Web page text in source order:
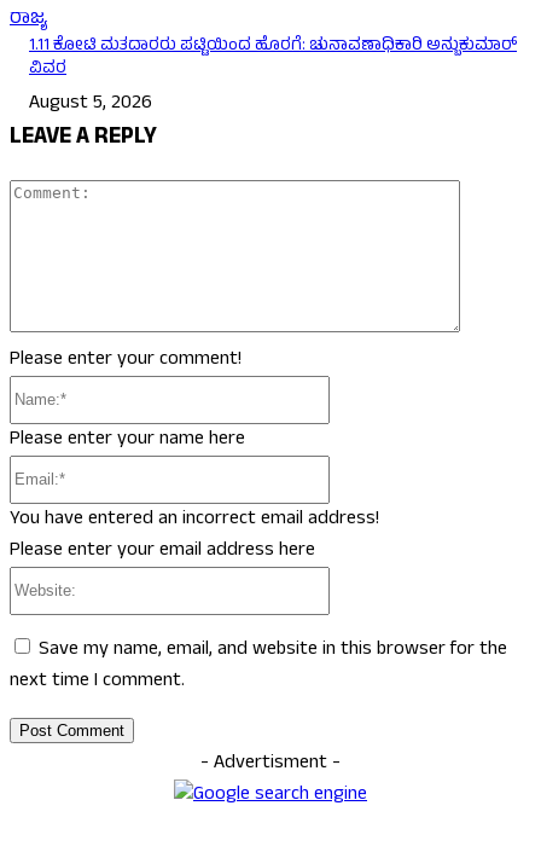
ರಾಜ್ಯ
1.11 ಕೋಟಿ ಮತದಾರರು ಪಟ್ಟಿಯಿಂದ ಹೊರಗೆ: ಚುನಾವಣಾಧಿಕಾರಿ ಅನ್ಬುಕುಮಾರ್
ವಿವರ
August 5, 2026
LEAVE A REPLY
Please enter your comment!
Please enter your name here
You have entered an incorrect email address!
Please enter your email address here
Save my name, email, and website in this browser for the
next time I comment.
- Advertisment -